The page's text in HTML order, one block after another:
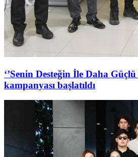
‘’Senin Desteğin İle Daha Güçlü
kampanyası başlatıldı